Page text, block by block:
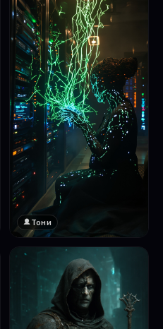
❤️
Тони